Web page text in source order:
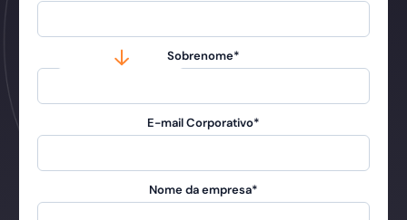
Sobrenome*
E-mail Corporativo*
Nome da empresa*